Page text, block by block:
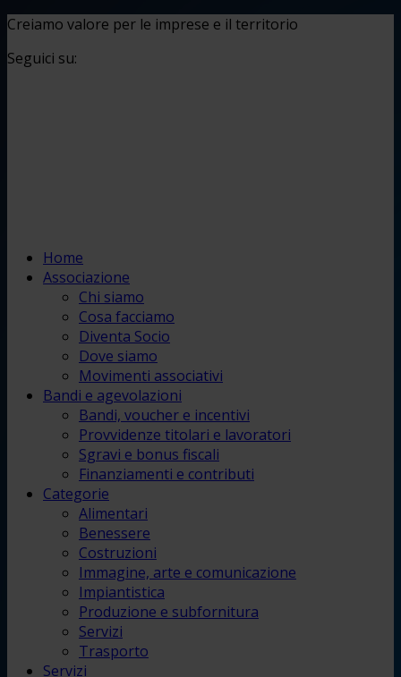
Creiamo valore per le imprese e il territorio
Seguici su:
Home
Associazione
Chi siamo
Cosa facciamo
Diventa Socio
Dove siamo
Movimenti associativi
Bandi e agevolazioni
Bandi, voucher e incentivi
Provvidenze titolari e lavoratori
Sgravi e bonus fiscali
Finanziamenti e contributi
Categorie
Alimentari
Benessere
Costruzioni
Immagine, arte e comunicazione
Impiantistica
Produzione e subfornitura
Servizi
Trasporto
Servizi